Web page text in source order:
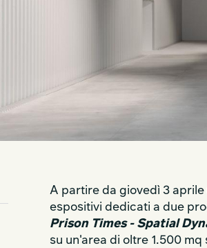
A partire da giovedì 3
espositivi dedicati a due
Prison Times - Spatial
su un'area di oltre 1.500